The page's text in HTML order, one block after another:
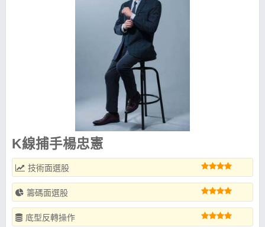
K線捕手楊忠憲
技術面選股
籌碼面選股
底型反轉操作